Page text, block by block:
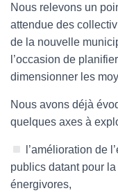
Nous relevons un
attendue des
de la nouvelle
l’occasion de
dimensionner les
Nous avons déjà
quelques axes à
l’amélioration de
publics datant pour
énergivores,